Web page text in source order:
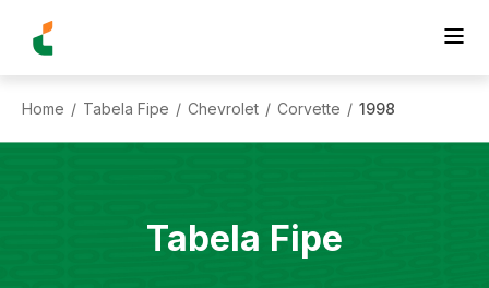
Home / Tabela Fipe / Chevrolet / Corvette / 1998
Tabela Fipe